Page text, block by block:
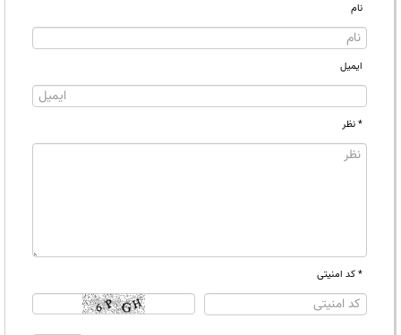
نام
ایمیل
* نظر
* کد امنیتی